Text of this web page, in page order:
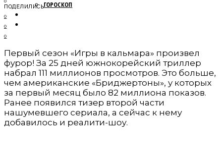
ГОРОСКОП
ПОДЕЛИЛИСЬ
0
0
0
Первый сезон «Игры в кальмара» произвел
фурор! За 25 дней южнокорейский триллер
набрал 111 миллионов просмотров. Это больше,
чем американские «Бриджертоны», у которых
за первый месяц было 82 миллиона показов.
Ранее появился тизер второй части
нашумевшего сериала, а сейчас к нему
добавилось и реалити-шоу.